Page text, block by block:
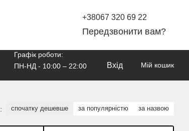
+38067 320 69 22
Передзвонити вам?
Графік роботи:
ПН-НД - 10:00 – 22:00
Вхід Мій кошик
спочатку дешевше за популярністю за назвою